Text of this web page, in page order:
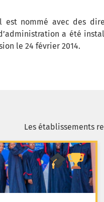
est nommé avec des
a été
le 24 février 2014.
Les établissements